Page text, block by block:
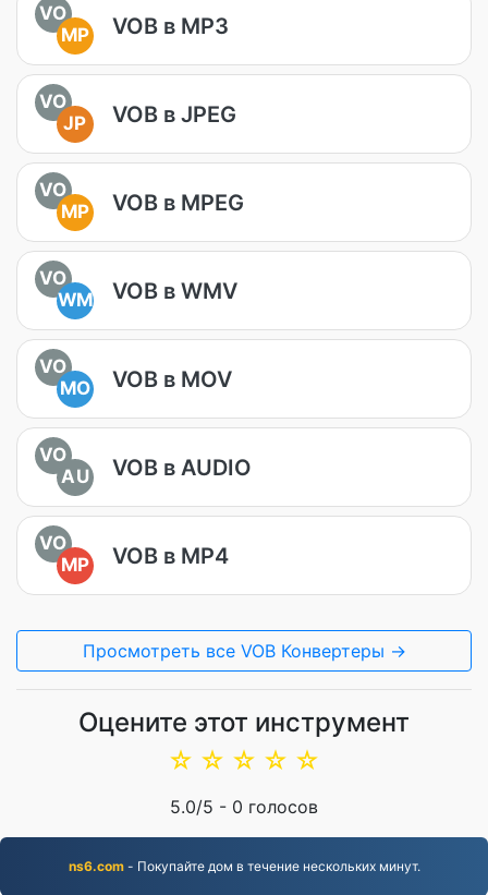
VO
MP
VOB в MP3
VO
JP
VOB в JPEG
VO
MP
VOB в MPEG
VO
WM
VOB в WMV
VO
MO
VOB в MOV
VO
AU
VOB в AUDIO
VO
MP
VOB в MP4
Просмотреть все VOB Конвертеры →
Оцените этот инструмент
☆
☆
☆
☆
☆
5.0/5 - 0 голосов
ns6.com- Покупайте дом в течение нескольких минут.